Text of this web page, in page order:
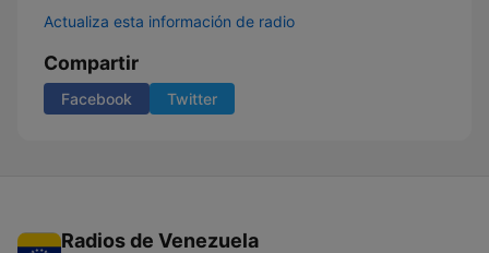
Actualiza esta información de radio
Compartir
Facebook Twitter
Radios de Venezuela